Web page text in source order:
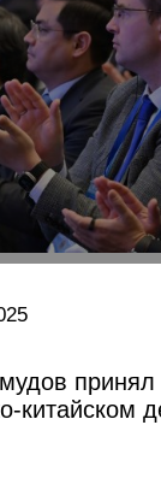
принял
китайском